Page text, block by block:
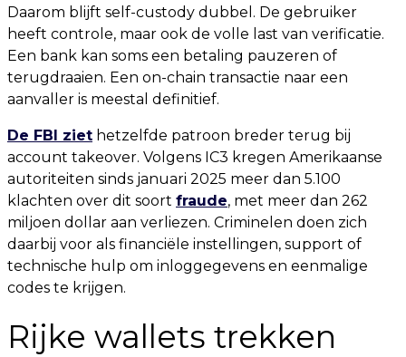
Daarom blijft self-custody dubbel. De gebruiker
heeft controle, maar ook de volle last van verificatie.
Een bank kan soms een betaling pauzeren of
terugdraaien. Een on-chain transactie naar een
aanvaller is meestal definitief.
De FBI ziet hetzelfde patroon breder terug bij
account takeover. Volgens IC3 kregen Amerikaanse
autoriteiten sinds januari 2025 meer dan 5.100
klachten over dit soort fraude, met meer dan 262
miljoen dollar aan verliezen. Criminelen doen zich
daarbij voor als financiële instellingen, support of
technische hulp om inloggegevens en eenmalige
codes te krijgen.
Rijke wallets trekken